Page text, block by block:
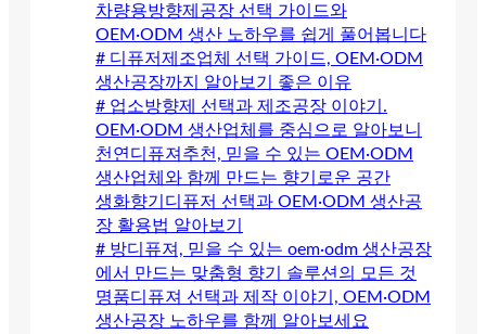
차량용방향제공장 선택 가이드와
OEM·ODM 생산 노하우를 쉽게 풀어봅니다
# 디퓨저제조업체 선택 가이드, OEM·ODM
생산공장까지 알아보기 좋은 이유
# 업소방향제 선택과 제조공장 이야기.
OEM·ODM 생산업체를 중심으로 알아보니
천연디퓨져추천, 믿을 수 있는 OEM·ODM
생산업체와 함께 만드는 향기로운 공간
생화향기디퓨저 선택과 OEM·ODM 생산공
장 활용법 알아보기
# 방디퓨져, 믿을 수 있는 oem·odm 생산공장
에서 만드는 맞춤형 향기 솔루션의 모든 것
명품디퓨져 선택과 제작 이야기, OEM·ODM
생산공장 노하우를 함께 알아보세요